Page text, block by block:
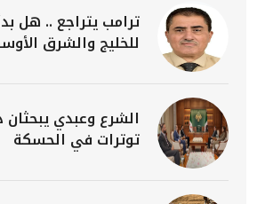
ترامب يتراجع .. هل
للخليج والشرق
الشرع وعبدي
توترات في الحسكة